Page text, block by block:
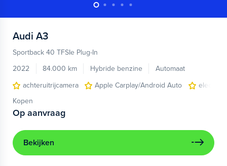
Audi A3
Sportback 40 TFSIe Plug-In
2022
84.000 km Hybride benzine
Automaat
achteruitrijcamera
Apple Carplay/Android Auto
Kopen
Op aanvraag
Bekijken